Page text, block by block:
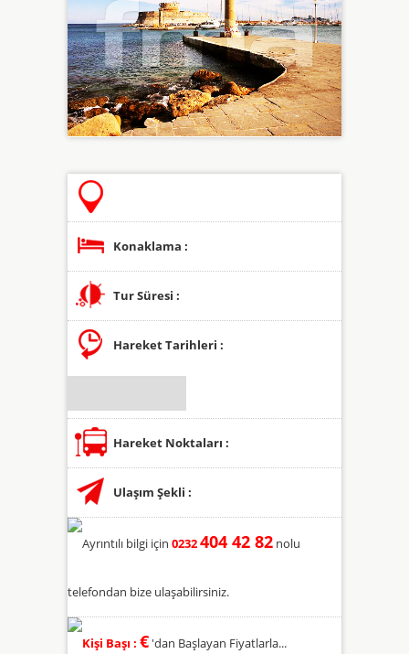
Konaklama :
Tur Süresi :
Hareket Tarihleri :
Hareket Noktaları :
Ulaşım Şekli :
Ayrıntılı bilgi için 0232404 42 82 nolu
telefondan bize ulaşabilirsiniz.
Kişi Başı : €'dan Başlayan Fiyatlarla...